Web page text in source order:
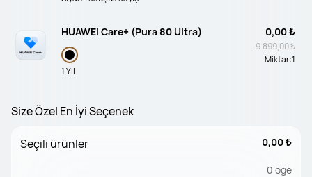
HUAWEI Care+ (Pura 80 Ultra)
1 Yıl
0,00 ₺
9.899,00 ₺
Miktar:1
Size Özel En İyi Seçenek
Seçili ürünler 0,00 ₺
0 öğe